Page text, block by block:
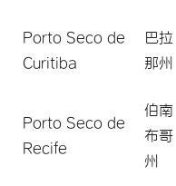
Porto Seco de
Curitiba
巴拉
那州
Porto Seco de
Recife
伯南
布哥
州